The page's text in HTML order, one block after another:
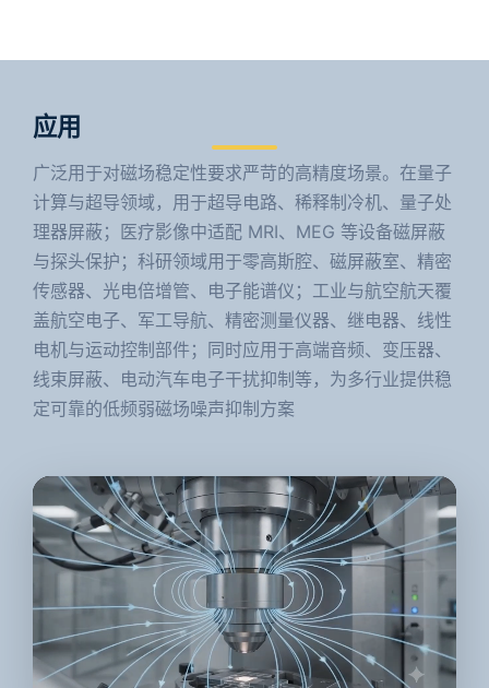
应用
广泛用于对磁场稳定性要求严苛的高精度场景。在量子
计算与超导领域，用于超导电路、稀释制冷机、量子处
理器屏蔽；医疗影像中适配 MRI、MEG 等设备磁屏蔽
与探头保护；科研领域用于零高斯腔、磁屏蔽室、精密
传感器、光电倍增管、电子能谱仪；工业与航空航天覆
盖航空电子、军工导航、精密测量仪器、继电器、线性
电机与运动控制部件；同时应用于高端音频、变压器、
线束屏蔽、电动汽车电子干扰抑制等，为多行业提供稳
定可靠的低频弱磁场噪声抑制方案